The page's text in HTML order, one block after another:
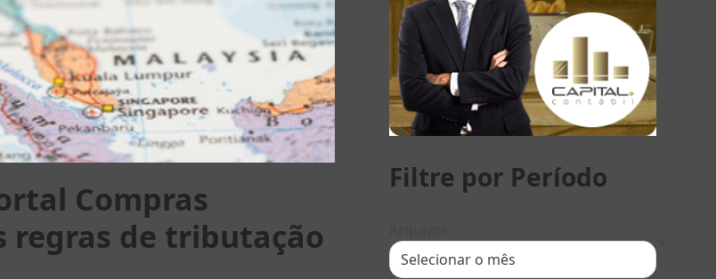
Compras
regras de tributação
Filtre por Período